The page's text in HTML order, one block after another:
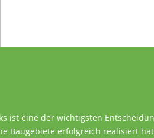
ist eine der wichtigsten
Baugebiete erfolgreich realisiert